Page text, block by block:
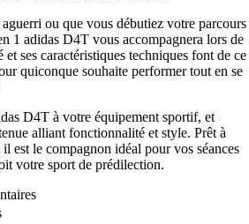
ou que vous débutiez votre parcours
1 adidas D4T vous accompagnera lors de
ses caractéristiques techniques font de ce
quiconque souhaite performer tout en se
D4T à votre équipement sportif, et
alliant fonctionnalité et style. Prêt à
est le compagnon idéal pour vos séances
votre sport de prédilection.